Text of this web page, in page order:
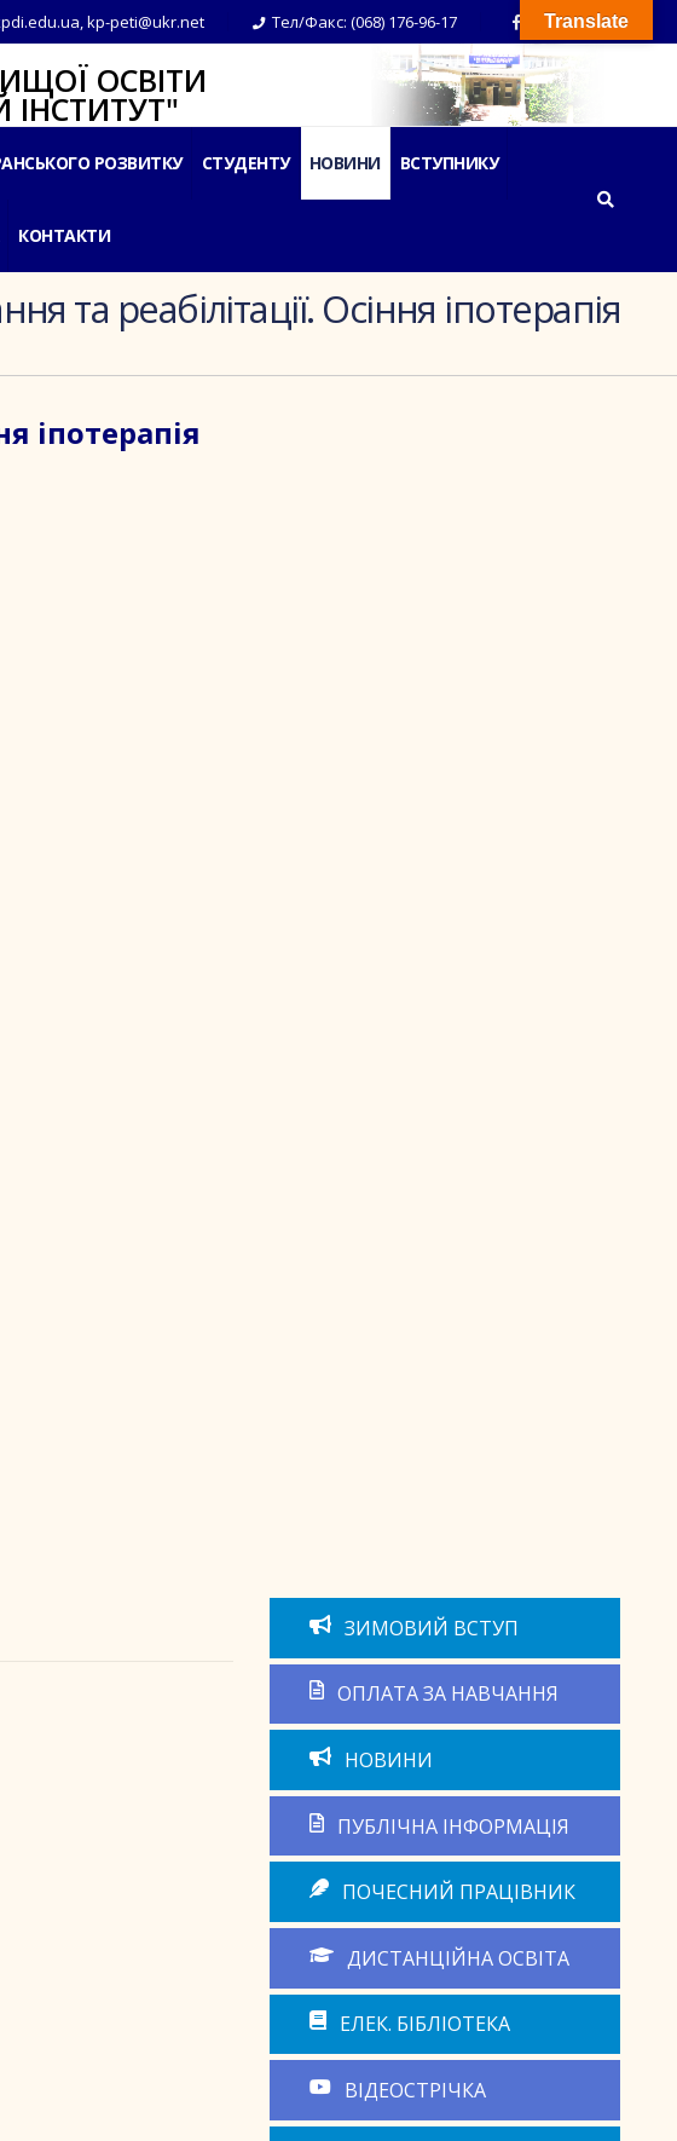
,kp-peti@ukr.net Тел/Факс: (068) 176-96-17
ОСВІТИ
РОЗВИТКУ СТУДЕНТУ НОВИНИ ВСТУПНИКУ
КОНТАКТИ
та реабілітації. Осіння іпотерапія
іпотерапія
ЗИМОВИЙ ВСТУП
ОПЛАТА ЗА НАВЧАННЯ
НОВИНИ
ПУБЛІЧНА ІНФОРМАЦІЯ
ПОЧЕСНИЙ ПРАЦІВНИК
ДИСТАНЦІЙНА ОСВІТА
ЕЛЕК. БІБЛІОТЕКА
ВІДЕОСТРІЧКА
Translate